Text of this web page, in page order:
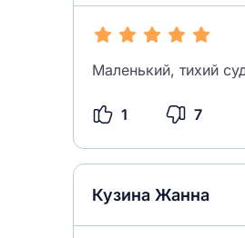
Маленький, тихий
1 7
Кузина Жанна